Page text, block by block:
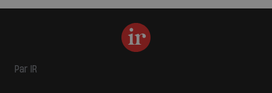
Par IR